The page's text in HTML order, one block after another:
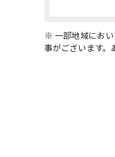
※ 一部地域におい
事がございます。